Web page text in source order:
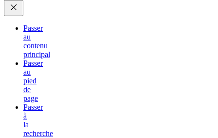
Passer
au
contenu
principal
Passer
au
pied
de
page
Passer
à
la
recherche